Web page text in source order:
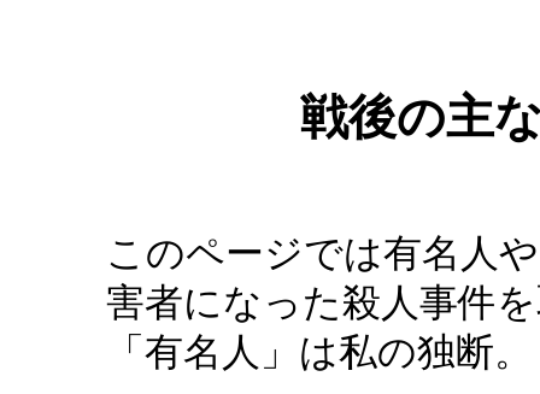
戦後の主
このページでは有名人
害者になった殺人事件
「有名人」は私の独断。